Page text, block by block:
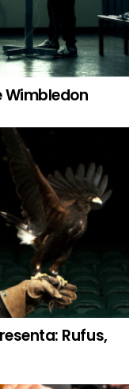
Wimbledon
Rufus,